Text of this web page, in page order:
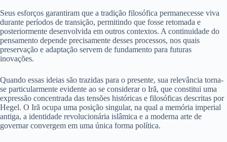
Seus esforços garantiram que a tradição filosófica permanecesse viva
durante períodos de transição, permitindo que fosse retomada e
posteriormente desenvolvida em outros contextos. A continuidade do
pensamento depende precisamente desses processos, nos quais
preservação e adaptação servem de fundamento para futuras
inovações.
Quando essas ideias são trazidas para o presente, sua relevância torna-
se particularmente evidente ao se considerar o Irã, que constitui uma
expressão concentrada das tensões históricas e filosóficas descritas por
Hegel. O Irã ocupa uma posição singular, na qual a memória imperial
antiga, a identidade revolucionária islâmica e a moderna arte de
governar convergem em uma única forma política.